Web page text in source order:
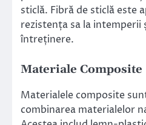
sticlă. Fibră de sticlă este
rezistența sa la
întreținere.
Materiale Composite
Materialele composite
combinarea materialelor